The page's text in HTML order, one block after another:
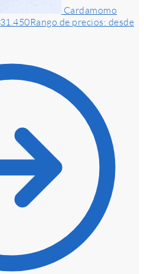
Cardamomo
31.450Rango de precios: desde